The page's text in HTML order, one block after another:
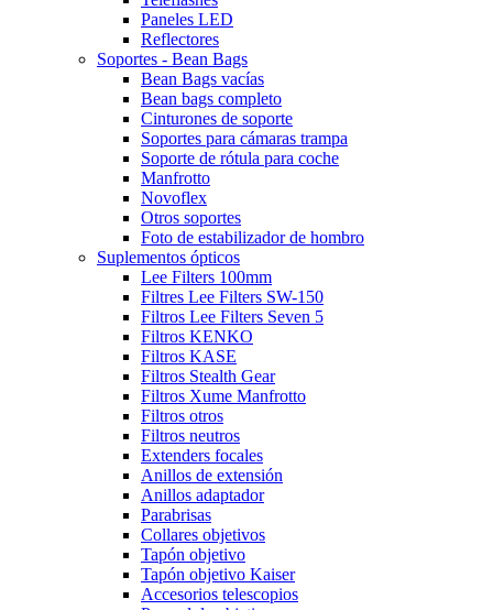
Paneles LED
Reflectores
Soportes - Bean Bags
Bean Bags vacías
Bean bags completo
Cinturones de soporte
Soportes para cámaras trampa
Soporte de rótula para coche
Manfrotto
Novoflex
Otros soportes
Foto de estabilizador de hombro
Suplementos ópticos
Lee Filters 100mm
Filtres Lee Filters SW-150
Filtros Lee Filters Seven 5
Filtros KENKO
Filtros KASE
Filtros Stealth Gear
Filtros Xume Manfrotto
Filtros otros
Filtros neutros
Extenders focales
Anillos de extensión
Anillos adaptador
Parabrisas
Collares objetivos
Tapón objetivo
Tapón objetivo Kaiser
Accesorios telescopios